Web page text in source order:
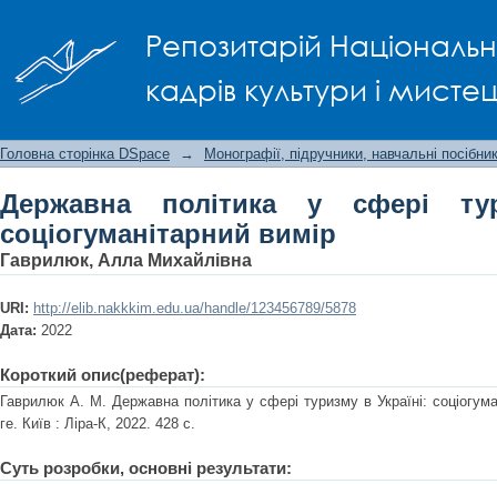
Репозитарій
кадрів культури і
Головна сторінка DSpace → Монографії, підручники, навчальні
Державна політика у сфері
соціогуманітарний вимір
Гаврилюк, Алла Михайлівна
URI: http://elib.nakkkim.edu.ua/handle/123456789/5878
Дата: 2022
Короткий опис(реферат):
Гаврилюк А. М. Державна політика у сфері туризму в Україні:
ге. Київ : Ліра-К, 2022. 428 с.
Суть розробки, основні результати: